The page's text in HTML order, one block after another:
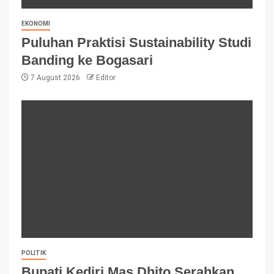
EKONOMI
Puluhan Praktisi Sustainability Studi
Banding ke Bogasari
7 August 2026 Editor
POLITIK